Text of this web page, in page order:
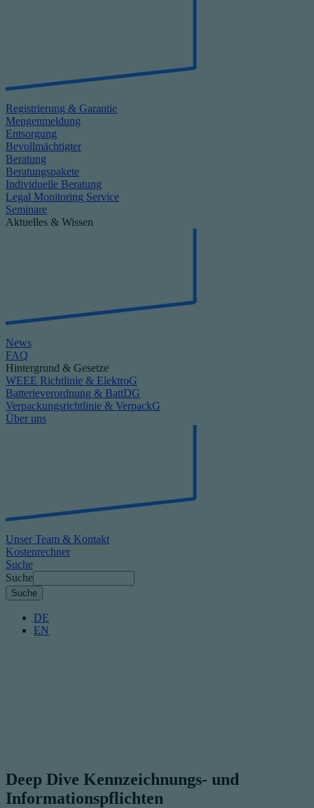
Registrierung & Garantie
Mengenmeldung
Entsorgung
Bevollmächtigter
Beratung
Beratungspakete
Individuelle Beratung
Legal Monitoring Service
Seminare
Aktuelles & Wissen
News
FAQ
Hintergrund & Gesetze
WEEE Richtlinie & ElektroG
Batterieverordnung & BattDG
Verpackungsrichtlinie & VerpackG
Über uns
Unser Team & Kontakt
Kostenrechner
Suche
Suche
DE
EN
Deep Dive Kennzeichnungs- und
Informationspflichten